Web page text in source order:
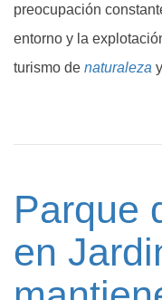
preocupación
entorno y la
turismo de naturaleza
Parque
en